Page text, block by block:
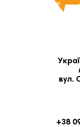
вул.
+38